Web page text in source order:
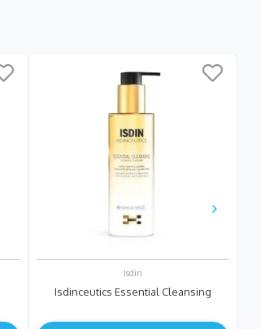
Isdin
Isdinceutics Essential Cleansing